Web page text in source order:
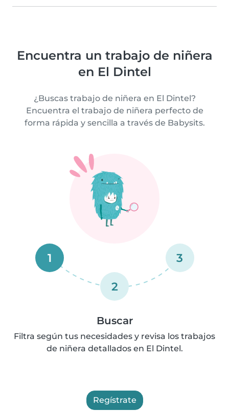
Encuentra un trabajo de niñera
en El Dintel
¿Buscas trabajo de niñera en El Dintel?
Encuentra el trabajo de niñera perfecto de
forma rápida y sencilla a través de Babysits.
1
2
3
Buscar
Filtra según tus necesidades y revisa los trabajos
de niñera detallados en El Dintel.
Regístrate